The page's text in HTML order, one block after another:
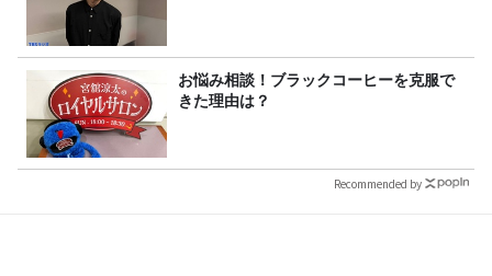
お悩み相談！ブラックコーヒーを克服で
きた理由は？
Recommended by